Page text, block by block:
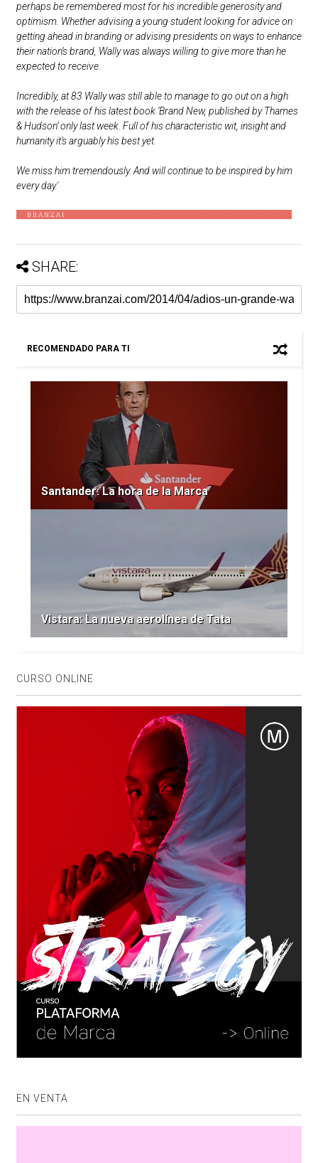
perhaps be remembered most for his incredible generosity and
optimism. Whether advising a young student looking for advice on
getting ahead in branding or advising presidents on ways to enhance
their nation’s brand, Wally was always willing to give more than he
expected to receive.
Incredibly, at 83 Wally was still able to manage to go out on a high
with the release of his latest book ‘Brand New, published by Thames
& Hudson’ only last week. Full of his characteristic wit, insight and
humanity it’s arguably his best yet.
We miss him tremendously. And will continue to be inspired by him
every day.'
SHARE:
RECOMENDADO PARA TI
Santander: La hora de la Marca
Vistara: La nueva aerolínea de Tata
CURSO ONLINE
EN VENTA